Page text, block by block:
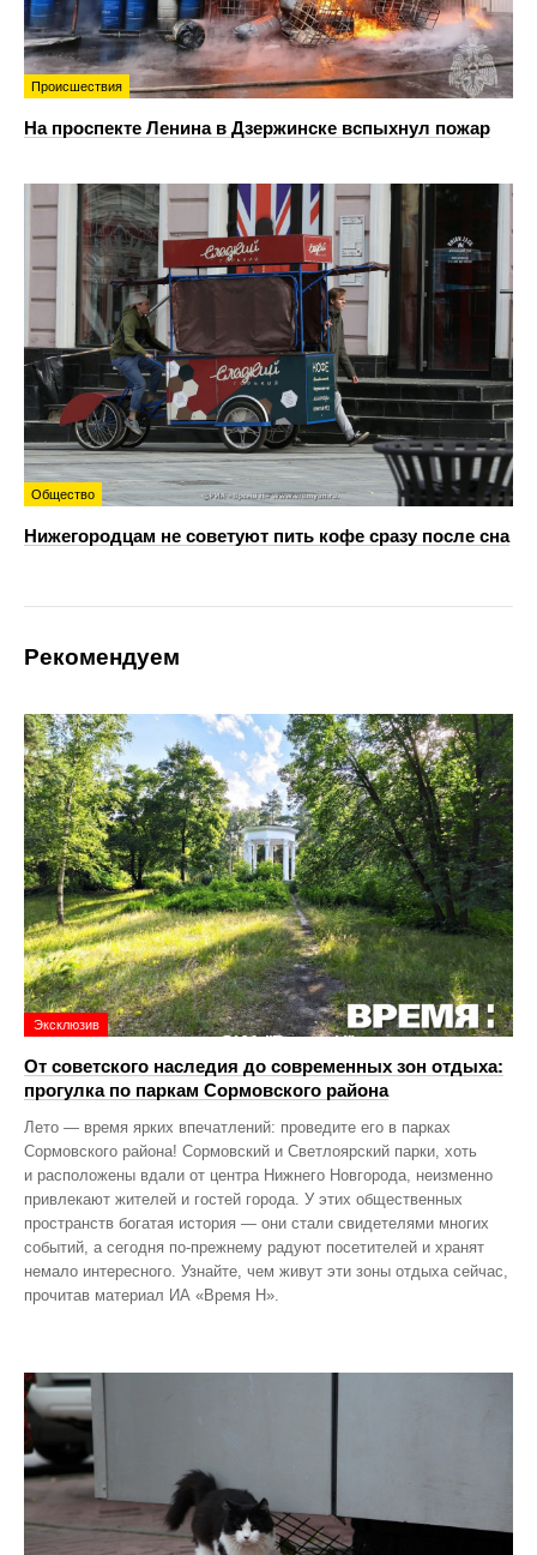
Происшествия
На проспекте Ленина в Дзержинске вспыхнул пожар
Общество
Нижегородцам не советуют пить кофе сразу после сна
Рекомендуем
Эксклюзив
От советского наследия до современных зон отдыха:
прогулка по паркам Сормовского района
Лето — время ярких впечатлений: проведите его в парках
Сормовского района! Сормовский и Светлоярский парки, хоть
и расположены вдали от центра Нижнего Новгорода, неизменно
привлекают жителей и гостей города. У этих общественных
пространств богатая история — они стали свидетелями многих
событий, а сегодня по‑прежнему радуют посетителей и хранят
немало интересного. Узнайте, чем живут эти зоны отдыха сейчас,
прочитав материал ИА «Время Н».